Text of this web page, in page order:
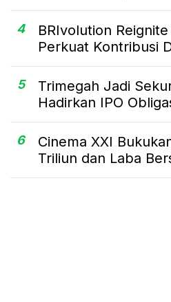
4
BRIvolution
Perkuat Kontribusi
5
Trimegah Jadi
Hadirkan IPO
6
Cinema XXI
Triliun dan Laba